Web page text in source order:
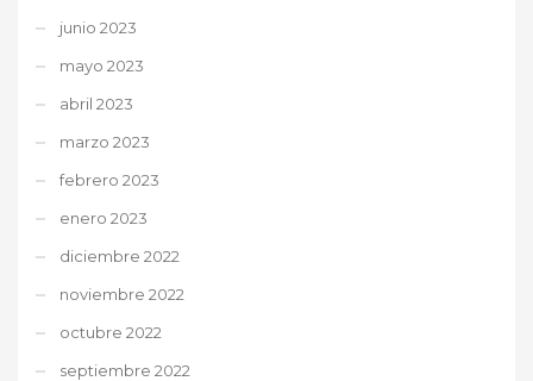
junio 2023
mayo 2023
abril 2023
marzo 2023
febrero 2023
enero 2023
diciembre 2022
noviembre 2022
octubre 2022
septiembre 2022